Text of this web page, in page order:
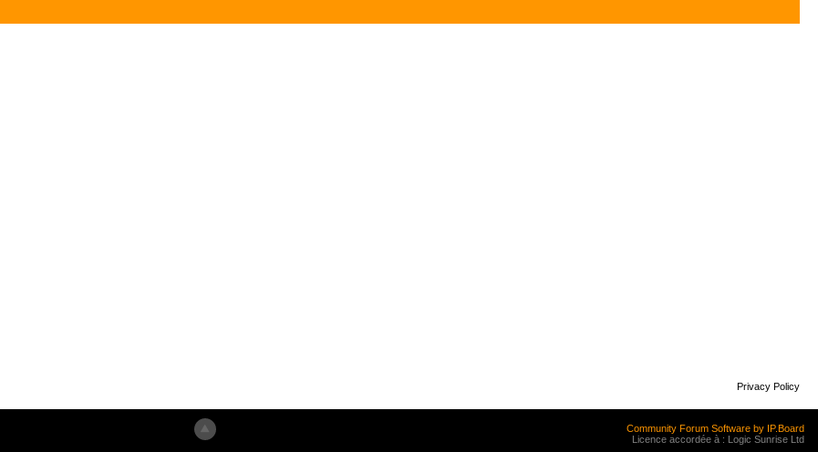
Privacy Policy
Community Forum Software by IP.Board
Licence accordée à : Logic Sunrise Ltd